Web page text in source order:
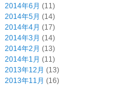
2014年6月 (11)
2014年5月 (14)
2014年4月 (17)
2014年3月 (14)
2014年2月 (13)
2014年1月 (11)
2013年12月 (13)
2013年11月 (16)